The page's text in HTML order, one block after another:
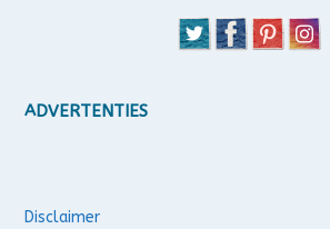
ADVERTENTIES
Disclaimer